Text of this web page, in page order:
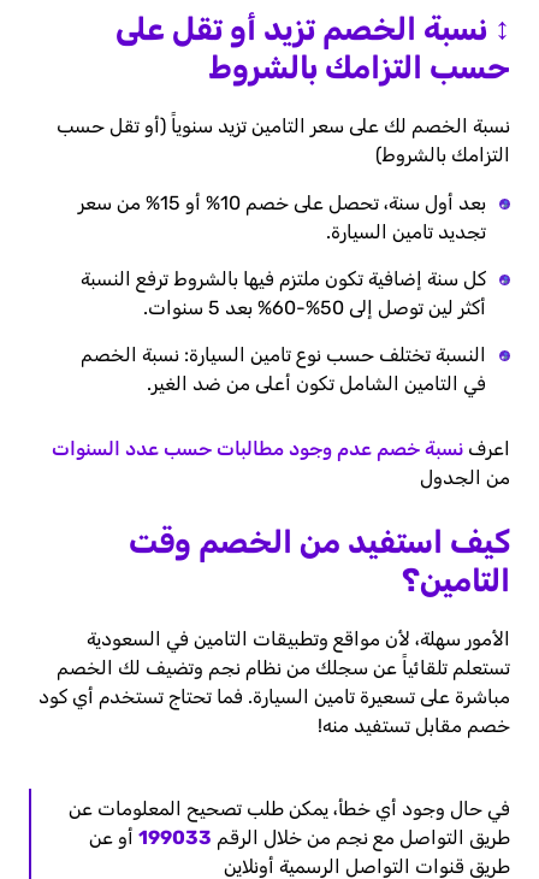
↕️ نسبة الخصم تزيد أو تقل على
حسب التزامك بالشروط
نسبة الخصم لك على سعر التامين تزيد سنوياً (أو تقل حسب
التزامك بالشروط)
بعد أول سنة، تحصل على خصم 10% أو 15% من سعر
تجديد تامين السيارة.
كل سنة إضافية تكون ملتزم فيها بالشروط ترفع النسبة
أكثر لين توصل إلى 50%-60% بعد 5 سنوات.
النسبة تختلف حسب نوع تامين السيارة: نسبة الخصم
في التامين الشامل تكون أعلى من ضد الغير.
اعرفنسبة خصم عدم وجود مطالبات حسب عدد السنوات
من الجدول
كيف استفيد من الخصم وقت
التامين؟
الأمور سهلة، لأن مواقع وتطبيقات التامين في السعودية
تستعلم تلقائياً عن سجلك من نظام نجم وتضيف لك الخصم
مباشرة على تسعيرة تامين السيارة. فما تحتاج تستخدم أي كود
خصم مقابل تستفيد منه!
في حال وجود أي خطأ، يمكن طلب تصحيح المعلومات عن
طريق التواصل مع نجم من خلال الرقم 199033 أو عن
طريق قنوات التواصل الرسمية أونلاين